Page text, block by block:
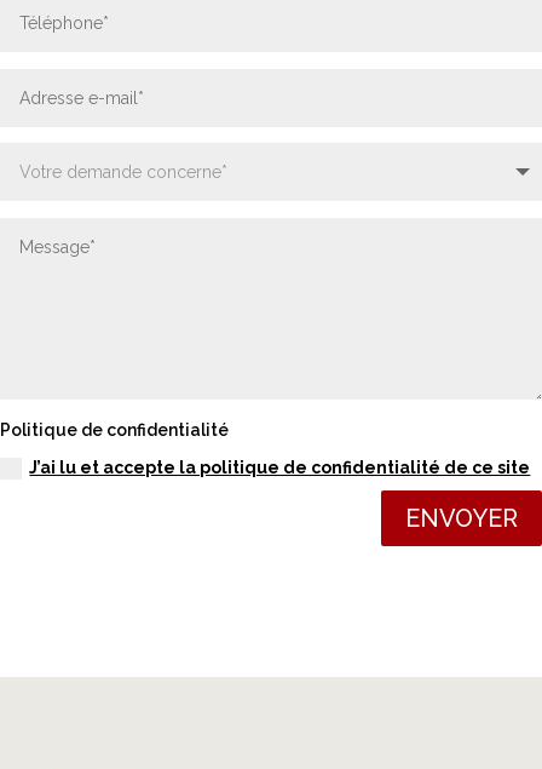
Politique de confidentialité
J’ai lu et accepte la politique de confidentialité de ce site
ENVOYER